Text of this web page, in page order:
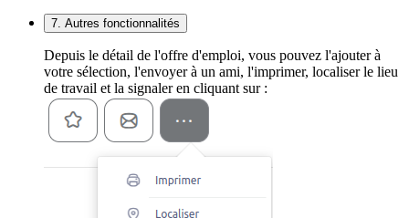
7. Autres fonctionnalités
Depuis le détail de l'offre d'emploi, vous pouvez l'ajouter à
votre sélection, l'envoyer à un ami, l'imprimer, localiser le lieu
de travail et la signaler en cliquant sur :